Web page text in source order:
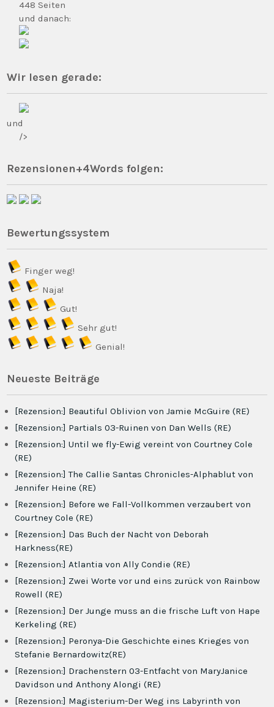
448 Seiten
und danach:
Wir lesen gerade:
und
/>
Rezensionen+4Words folgen:
Bewertungssystem
Finger weg!
Naja!
Gut!
Sehr gut!
Genial!
Neueste Beiträge
[Rezension:] Beautiful Oblivion von Jamie McGuire (RE)
[Rezension:] Partials 03-Ruinen von Dan Wells (RE)
[Rezension:] Until we fly-Ewig vereint von Courtney Cole
(RE)
[Rezension:] The Callie Santas Chronicles-Alphablut von
Jennifer Heine (RE)
[Rezension:] Before we Fall-Vollkommen verzaubert von
Courtney Cole (RE)
[Rezension:] Das Buch der Nacht von Deborah
Harkness(RE)
[Rezension:] Atlantia von Ally Condie (RE)
[Rezension:] Zwei Worte vor und eins zurück von Rainbow
Rowell (RE)
[Rezension:] Der Junge muss an die frische Luft von Hape
Kerkeling (RE)
[Rezension:] Peronya-Die Geschichte eines Krieges von
Stefanie Bernardowitz(RE)
[Rezension:] Drachenstern 03-Entfacht von MaryJanice
Davidson und Anthony Alongi (RE)
[Rezension:] Magisterium-Der Weg ins Labyrinth von